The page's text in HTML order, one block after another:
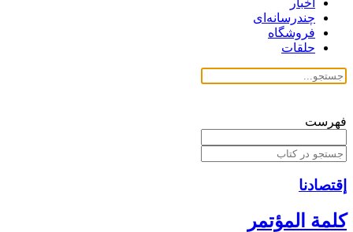
اخبار
چندرسانه‌ای
فروشگاه
حلقات
فهرست
إقتصادنا
كلمة المؤتمر